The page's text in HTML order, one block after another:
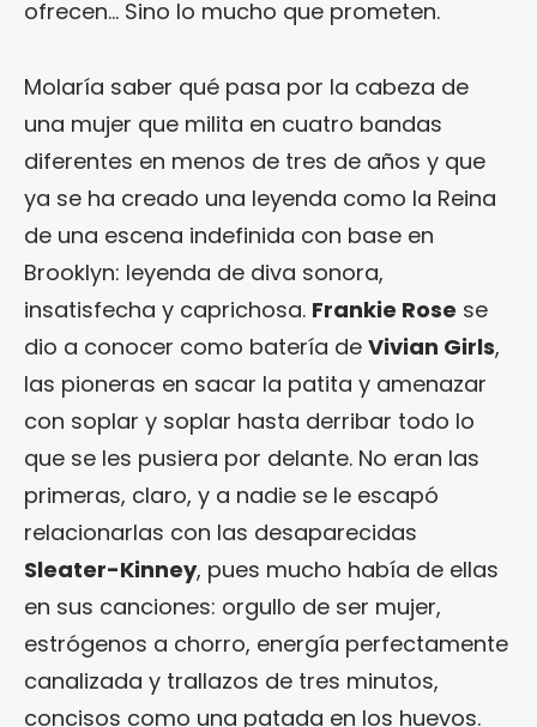
ofrecen… Sino lo mucho que prometen.
Molaría saber qué pasa por la cabeza de
una mujer que milita en cuatro bandas
diferentes en menos de tres de años y que
ya se ha creado una leyenda como la Reina
de una escena indefinida con base en
Brooklyn: leyenda de diva sonora,
insatisfecha y caprichosa. Frankie Rose se
dio a conocer como batería de Vivian Girls,
las pioneras en sacar la patita y amenazar
con soplar y soplar hasta derribar todo lo
que se les pusiera por delante. No eran las
primeras, claro, y a nadie se le escapó
relacionarlas con las desaparecidas
Sleater-Kinney, pues mucho había de ellas
en sus canciones: orgullo de ser mujer,
estrógenos a chorro, energía perfectamente
canalizada y trallazos de tres minutos,
concisos como una patada en los huevos.